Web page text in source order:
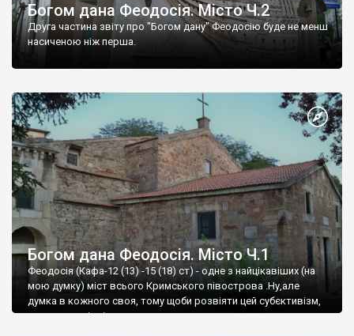
Богом дана Феодосія. Місто Ч.2
Друга частина звіту про "Богом дану" Феодосію буде не менш
насиченою ніж перша.
Богом дана Феодосія. Місто Ч.1
Феодосія (Кафа-12 (13) -15 (18) ст) - одне з найцікавіших (на
мою думку) міст всього Кримського півострова .Ну,але
думка в кожного своя, тому щоби розвіяти цей субєктивізм,
запрошую відвідати це